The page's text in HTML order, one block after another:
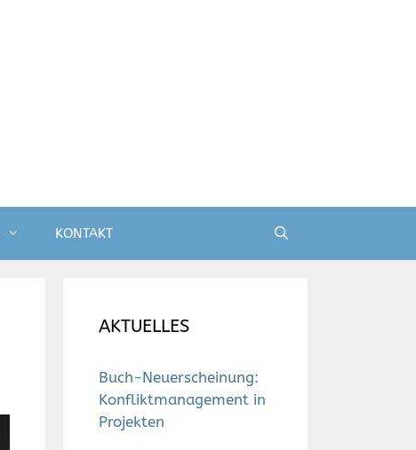
KONTAKT
AKTUELLES
Buch-Neuerscheinung:
Konfliktmanagement in
Projekten